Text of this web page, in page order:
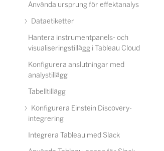
Använda ursprung för effektanalys
Dataetiketter
Hantera instrumentpanels- och
visualiseringstillägg i Tableau Cloud
Konfigurera anslutningar med
analystillägg
Tabelltillägg
Konfigurera Einstein Discovery-
integrering
Integrera Tableau med Slack